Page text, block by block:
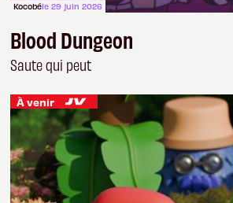
Kocobéle 29 juin 2026
Blood Dungeon
Saute qui peut
À venir